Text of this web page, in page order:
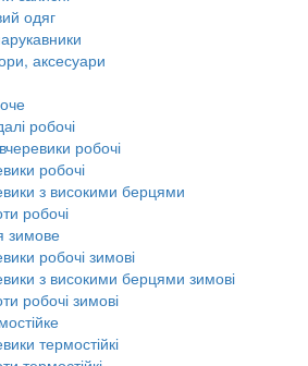
одяг
аксесуари
робочі
робочі
робочі
з високими берцями
робочі
зимове
робочі зимові
з високими берцями зимові
робочі зимові
термостійкі